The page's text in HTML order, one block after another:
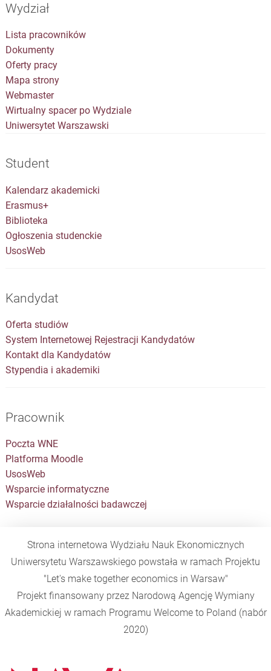
Wydział
Lista pracowników
Dokumenty
Oferty pracy
Mapa strony
Webmaster
Wirtualny spacer po Wydziale
Uniwersytet Warszawski
Student
Kalendarz akademicki
Erasmus+
Biblioteka
Ogłoszenia studenckie
UsosWeb
Kandydat
Oferta studiów
System Internetowej Rejestracji Kandydatów
Kontakt dla Kandydatów
Stypendia i akademiki
Pracownik
Poczta WNE
Platforma Moodle
UsosWeb
Wsparcie informatyczne
Wsparcie działalności badawczej
Strona internetowa Wydziału Nauk Ekonomicznych
Uniwersytetu Warszawskiego powstała w ramach Projektu
"Let's make together economics in Warsaw"
Projekt finansowany przez Narodową Agencję Wymiany
Akademickiej w ramach Programu Welcome to Poland (nabór
2020)